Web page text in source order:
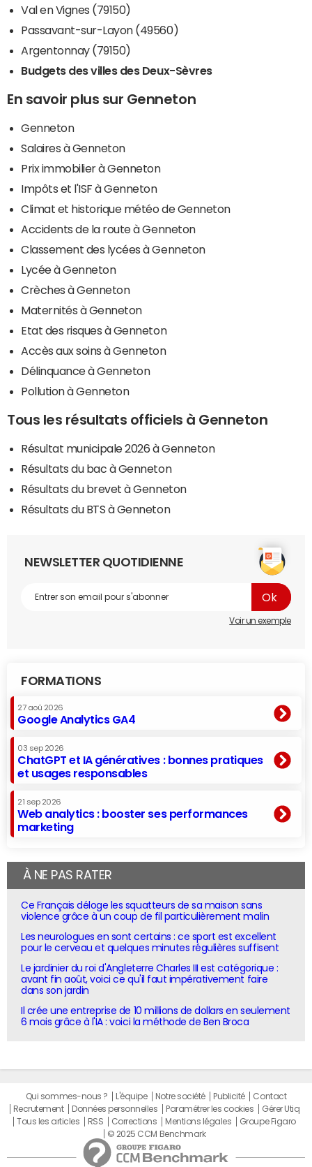
Val en Vignes (79150)
Passavant-sur-Layon (49560)
Argentonnay (79150)
Budgets des villes des Deux-Sèvres
En savoir plus sur Genneton
Genneton
Salaires à Genneton
Prix immobilier à Genneton
Impôts et l'ISF à Genneton
Climat et historique météo de Genneton
Accidents de la route à Genneton
Classement des lycées à Genneton
Lycée à Genneton
Crèches à Genneton
Maternités à Genneton
Etat des risques à Genneton
Accès aux soins à Genneton
Délinquance à Genneton
Pollution à Genneton
Tous les résultats officiels à Genneton
Résultat municipale 2026 à Genneton
Résultats du bac à Genneton
Résultats du brevet à Genneton
Résultats du BTS à Genneton
NEWSLETTER QUOTIDIENNE
Voir un exemple
FORMATIONS
27 aoû 2026
Google Analytics GA4
03 sep 2026
ChatGPT et IA génératives : bonnes pratiques
et usages responsables
21 sep 2026
Web analytics : booster ses performances
marketing
À NE PAS RATER
Ce Français déloge les squatteurs de sa maison sans
violence grâce à un coup de fil particulièrement malin
Les neurologues en sont certains : ce sport est excellent
pour le cerveau et quelques minutes régulières suffisent
Le jardinier du roi d'Angleterre Charles III est catégorique :
avant fin août, voici ce qu'il faut impérativement faire
dans son jardin
Il crée une entreprise de 10 millions de dollars en seulement
6 mois grâce à l'IA : voici la méthode de Ben Broca
Qui sommes-nous ? L'équipe Notre société Publicité
Contact
Recrutement
Données personnelles Paramétrer les cookies
Gérer Utiq
Tous les articles
RSS Corrections Mentions légales
Groupe Figaro
© 2025 CCM Benchmark